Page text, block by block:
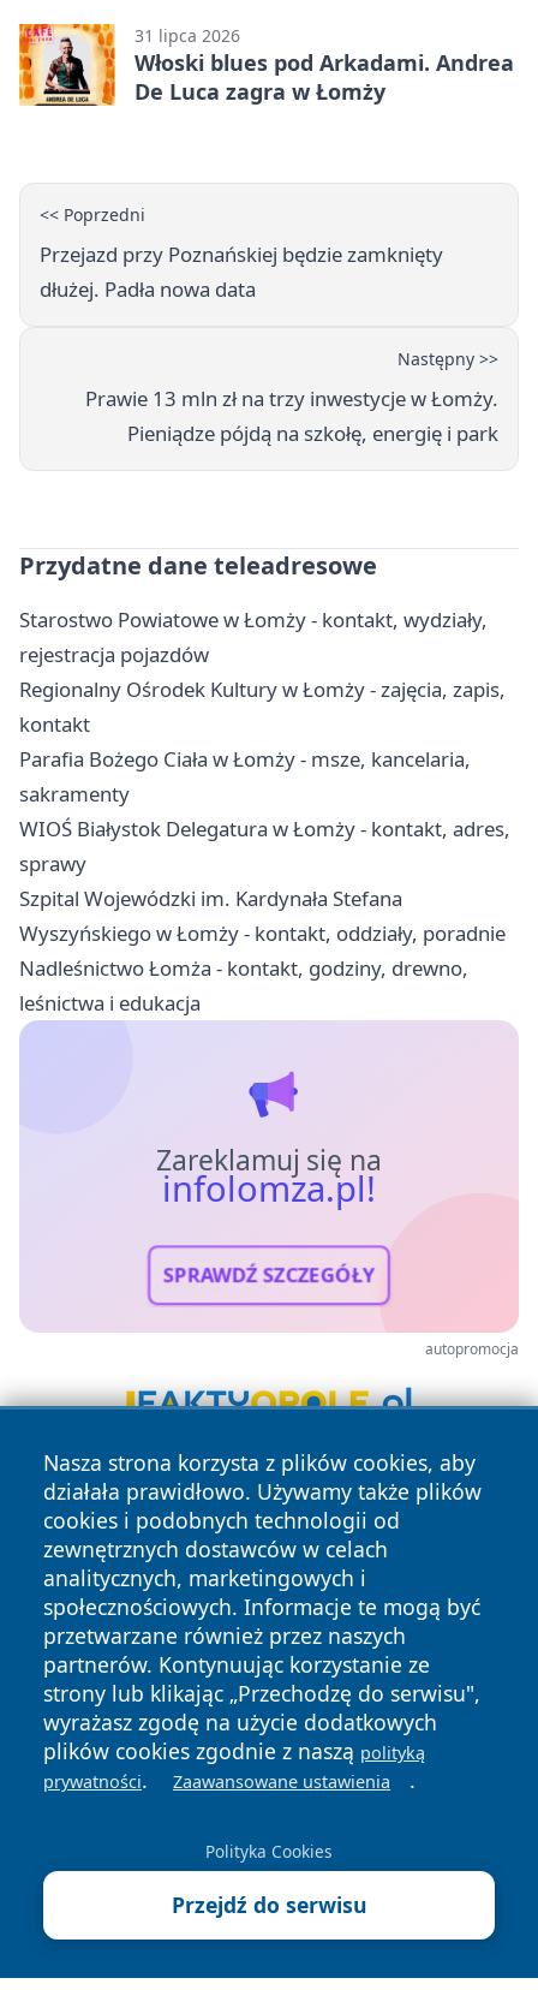
Liga Grupa 1 (Grupa I)
31 lipca 2026
Włoski blues pod Arkadami. Andrea
De Luca zagra w Łomży
<< Poprzedni
Przejazd przy Poznańskiej będzie zamknięty
dłużej. Padła nowa data
Następny >>
Prawie 13 mln zł na trzy inwestycje w Łomży.
Pieniądze pójdą na szkołę, energię i park
Przydatne dane teleadresowe
Starostwo Powiatowe w Łomży - kontakt, wydziały,
rejestracja pojazdów
Regionalny Ośrodek Kultury w Łomży - zajęcia, zapis,
kontakt
Parafia Bożego Ciała w Łomży - msze, kancelaria,
sakramenty
WIOŚ Białystok Delegatura w Łomży - kontakt, adres,
sprawy
Szpital Wojewódzki im. Kardynała Stefana
Wyszyńskiego w Łomży - kontakt, oddziały, poradnie
Nadleśnictwo Łomża - kontakt, godziny, drewno,
leśnictwa i edukacja
Zareklamuj się na
infolomza.pl!
SPRAWDŹ SZCZEGÓŁY
autopromocja
Nasza strona korzysta z plików cookies, aby
działała prawidłowo. Używamy także plików
cookies i podobnych technologii od
zewnętrznych dostawców w celach
analitycznych, marketingowych i
społecznościowych. Informacje te mogą być
przetwarzane również przez naszych
partnerów. Kontynuując korzystanie ze
strony lub klikając „Przechodzę do serwisu",
wyrażasz zgodę na użycie dodatkowych
plików cookies zgodnie z naszą polityką
prywatności. Zaawansowane ustawienia .
Polityka Cookies
Przejdź do serwisu
Copyright © 2026 infolomza.pl Wszystkie prawa zastrzeżone.
News Autorzy
Polityka
Prywatności
Polityka
Cookies